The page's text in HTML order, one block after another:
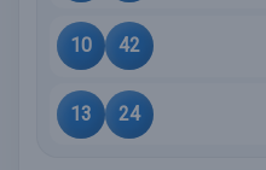
10 42
13 24